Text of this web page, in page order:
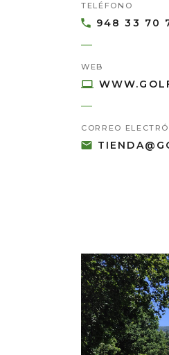
TELÉFONO
948 33 70
WEB
CORREO